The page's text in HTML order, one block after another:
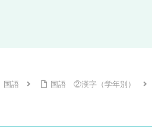
国語 国語 ②漢字（学年別）